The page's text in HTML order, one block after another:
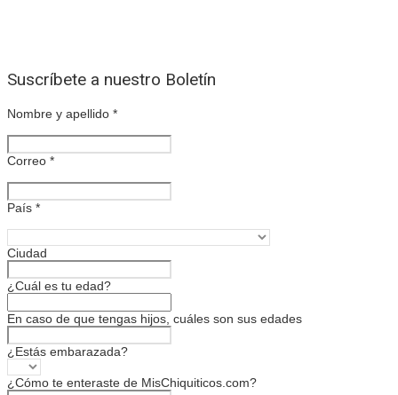
Suscríbete a nuestro Boletín
Nombre y apellido *
Correo *
País *
Ciudad
¿Cuál es tu edad?
En caso de que tengas hijos, cuáles son sus edades
¿Estás embarazada?
¿Cómo te enteraste de MisChiquiticos.com?